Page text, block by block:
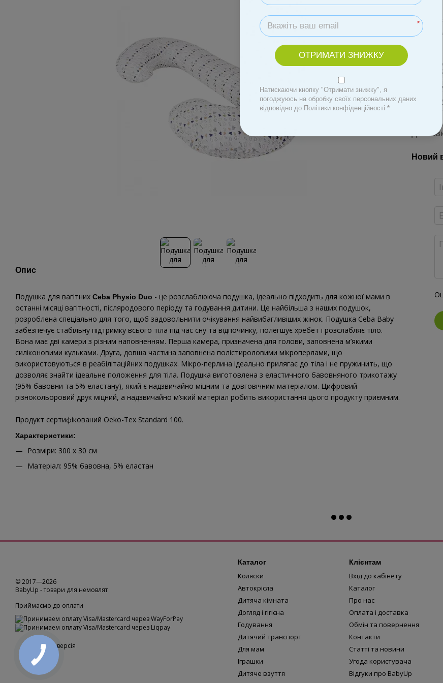
Опис
Подушка для вагітних Ceba Physio Duo - це розслаблююча подушка, ідеально підходить для кожної мами в
останні місяці вагітності, післяродового періоду та годування дитини. Це найбільша з наших подушок,
розроблена спеціально для того, щоб задовольнити очікування найвибагливіших жінок. Подушка Ceba Baby
забезпечує стабільну підтримку всього тіла під час сну та відпочинку, полегшує хребет і розслабляє тіло.
Вона має дві камери з різним наповненням. Перша камера, призначена для голови, заповнена м’якими
силіконовими кульками. Друга, довша частина заповнена полістироловими мікроперлами, що
використовуються в реабілітаційних подушках. Мікро-перлина ідеально прилягає до тіла і не пружинить, що
дозволяє знайти ідеальне положення для тіла. Подушка виготовлена ​​з еластичного бавовняного трикотажу
(95% бавовни та 5% еластану), який є надзвичайно міцним та довговічним матеріалом. Цифровий
різнокольоровий друк міцний, а надзвичайно м’який матеріал робить використання цього продукту приємним.
Продукт сертифікований Oeko-Tex Standard 100.
Характеристики:
Розміри: 300 x 30 см
Матеріал: 95% бавовна, 5% еластан
Новий
© 2017—2026
BabyUp -товари для немовлят
Приймаємо до оплати
Мобільна версія
Каталог
Коляски
Автокрісла
Дитяча кімната
Догляд і гігієна
Годування
Дитячий транспорт
Для мам
Іграшки
Дитяче взуття
Клієнтам
Вхід до кабінету
Каталог
Про нас
Оплата і доставка
Обмін та повернення
Контакти
Статті та новини
Угода користувача
Відгуки про BabyUp
*
ОТРИМАТИ ЗНИЖКУ
Натискаючи кнопку "Отримати знижку", я
погоджуюсь на обробку своїх персональних даних
відповідно до Політики конфіденційності *